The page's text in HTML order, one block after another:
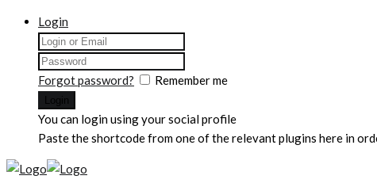
Login
Forgot password? Remember me
You can login using your social profile
Paste the shortcode from one of the relevant plugins here in